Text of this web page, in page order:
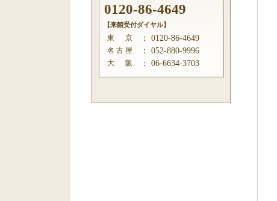
0120-86-4649
【来館受付ダイヤル】
東 京 ： 0120-86-4649
名 古 屋 ： 052-880-9996
大 阪 ： 06-6634-3703